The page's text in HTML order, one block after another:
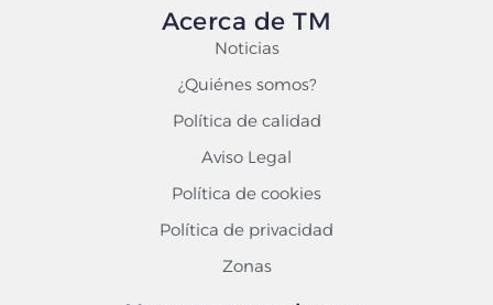
Acerca de TM
Noticias
¿Quiénes somos?
Política de calidad
Aviso Legal
Política de cookies
Política de privacidad
Zonas